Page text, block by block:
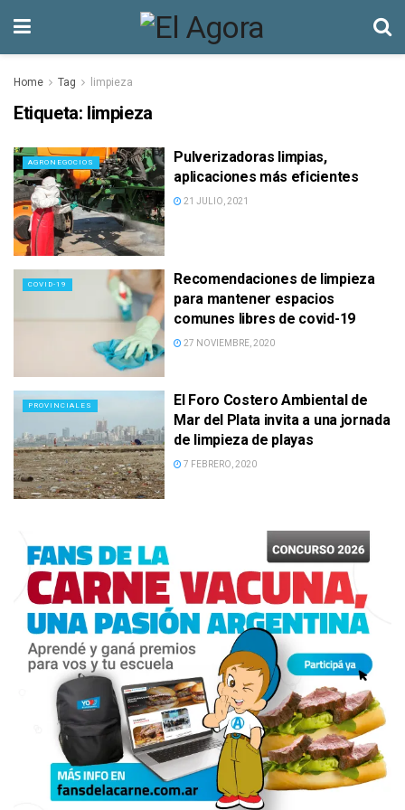
Home Tag limpieza
Etiqueta: limpieza
AGRONEGOCIOS
Pulverizadoras limpias,
aplicaciones más eficientes
21 JULIO, 2021
COVID-19
Recomendaciones de limpieza
para mantener espacios
comunes libres de covid-19
27 NOVIEMBRE, 2020
PROVINCIALES
El Foro Costero Ambiental de
Mar del Plata invita a una jornada
de limpieza de playas
7 FEBRERO, 2020